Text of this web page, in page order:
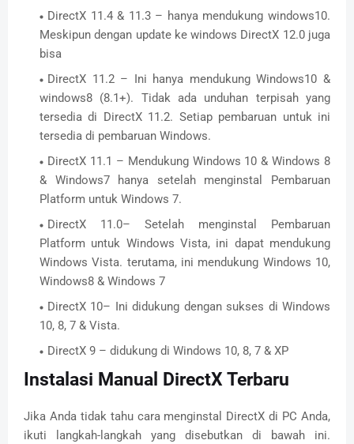
DirectX 11.4 & 11.3 – hanya mendukung windows10.
Meskipun dengan update ke windows DirectX 12.0 juga
bisa
DirectX 11.2 – Ini hanya mendukung Windows10 &
windows8 (8.1+). Tidak ada unduhan terpisah yang
tersedia di DirectX 11.2. Setiap pembaruan untuk ini
tersedia di pembaruan Windows.
DirectX 11.1 – Mendukung Windows 10 & Windows 8
& Windows7 hanya setelah menginstal Pembaruan
Platform untuk Windows 7.
DirectX 11.0– Setelah menginstal Pembaruan
Platform untuk Windows Vista, ini dapat mendukung
Windows Vista. terutama, ini mendukung Windows 10,
Windows8 & Windows 7
DirectX 10– Ini didukung dengan sukses di Windows
10, 8, 7 & Vista.
DirectX 9 – didukung di Windows 10, 8, 7 & XP
Instalasi Manual DirectX Terbaru
Jika Anda tidak tahu cara menginstal DirectX di PC Anda,
ikuti langkah-langkah yang disebutkan di bawah ini.